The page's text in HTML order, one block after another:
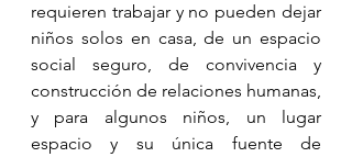
requieren trabajar y no pueden dejar
niños solos en casa, de un espacio
social seguro, de convivencia y
construcción de relaciones humanas,
y para algunos niños, un lugar
espacio y su única fuente de